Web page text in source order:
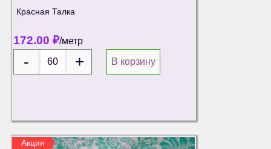
Красная Талка
172.00 ₽/метр
В корзину
Акция